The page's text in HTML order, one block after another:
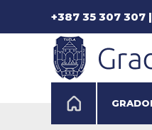
+387 35 307 307